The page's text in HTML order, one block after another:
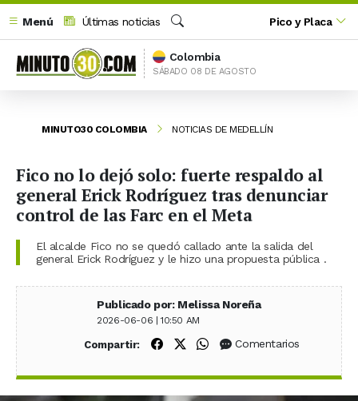
Menú
Últimas noticias
Buscar
Pico y Placa
Colombia
SÁBADO 08 DE AGOSTO
MINUTO30 COLOMBIA NOTICIAS DE MEDELLÍN
Fico no lo dejó solo: fuerte respaldo al
general Erick Rodríguez tras denunciar
control de las Farc en el Meta
El alcalde Fico no se quedó callado ante la salida del
general Erick Rodríguez y le hizo una propuesta pública .
Publicado por: Melissa Noreña
2026-06-06 | 10:50 AM
Compartir: Compartir en Facebook
Compartir en X (Twitter)
Compartir en WhatsApp
Comentarios